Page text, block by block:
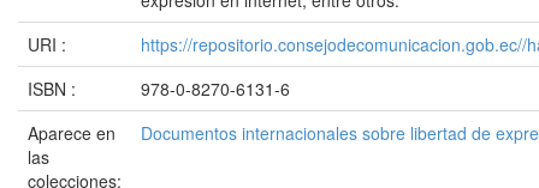
URI :
https://repositorio.consejodecomunicacion.gob.ec//
ISBN :
978-0-8270-6131-6
Aparece en
las
colecciones:
Documentos internacionales sobre libertad de